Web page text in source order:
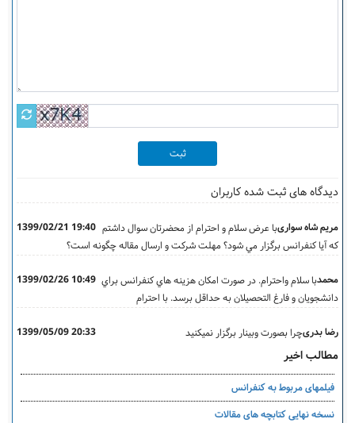
ثبت
دیدگاه های ثبت شده کاربران
مریم شاه سواری 1399/02/21 19:40 با عرض سلام و احترام از محضرتان سوال داشتم
که آيا کنفرانس برگزار مي شود؟ مهلت شرکت و ارسال مقاله چگونه است؟
محمد 1399/02/26 10:49 با سلام واحترام. در صورت امکان هزينه هاي کنفرانس براي
دانشجويان و فارغ التحصيلان به حداقل برسد. با احترام
رضا بدری 1399/05/09 20:33 چرا بصورت وبينار برگزار نميکنيد
مطالب اخیر
فیلمهای مربوط به کنفرانس
نسخه نهایی کتابچه های مقالات